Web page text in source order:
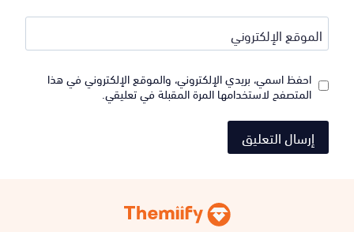
الموقع الإلكتروني
احفظ اسمي، بريدي الإلكتروني، والموقع الإلكتروني في هذا
المتصفح لاستخدامها المرة المقبلة في تعليقي.